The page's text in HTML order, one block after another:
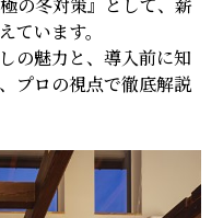
ています。
の魅力と、導入前に知
プロの視点で徹底解説